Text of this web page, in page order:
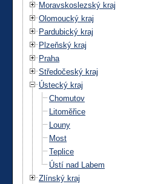
Moravskoslezský kraj
Olomoucký kraj
Pardubický kraj
Plzeňský kraj
Praha
Středočeský kraj
Ústecký kraj
Chomutov
Litoměřice
Louny
Most
Teplice
Ústí nad Labem
Zlínský kraj